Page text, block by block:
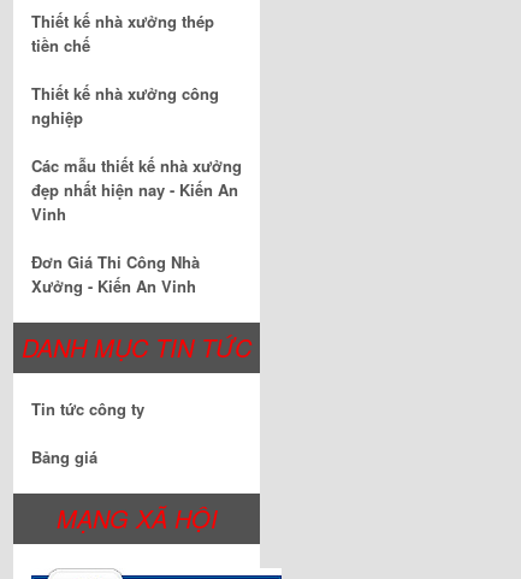
Thiết kế nhà xưởng thép
tiền chế
Thiết kế nhà xưởng công
nghiệp
Các mẫu thiết kế nhà xưởng
đẹp nhất hiện nay - Kiến An
Vinh
Đơn Giá Thi Công Nhà
Xưởng - Kiến An Vinh
DANH MỤC TIN TỨC
Tin tức công ty
Bảng giá
MẠNG XÃ HỘI